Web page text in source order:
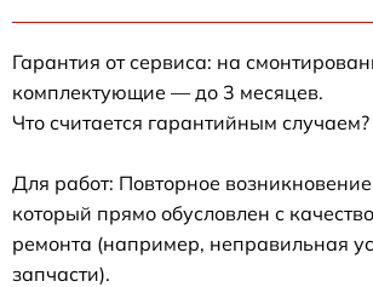
Гарантия от сервиса: на
комплектующие — до 3 месяцев.
Что считается гарантийным случаем?
Для работ: Повторное
который прямо обусловлен с
ремонта (например, неправильная
запчасти).